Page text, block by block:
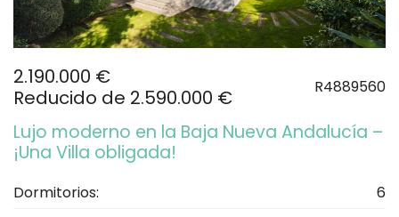
2.190.000 €
Reducido de 2.590.000 €
R4889560
Lujo moderno en la Baja Nueva Andalucía –
¡Una Villa obligada!
Dormitorios:
6